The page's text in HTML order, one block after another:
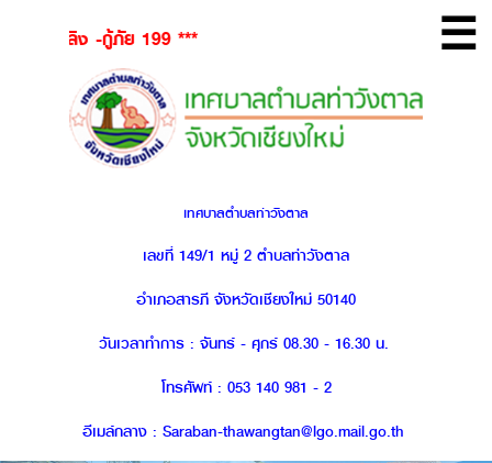
-กู้ภัย 199 *** ☰
เทศบาลตำบลท่าวังตาล
เลขที่ 149/1 หมู่ 2 ตำบลท่าวังตาล
อำเภอสารภี จังหวัดเชียงใหม่ 50140
วันเวลาทำการ : จันทร์ - ศุกร์ 08.30 - 16.30 น.
โทรศัพท์ : 053 140 981 - 2
อีเมล์กลาง : Saraban-thawangtan@lgo.mail.go.th